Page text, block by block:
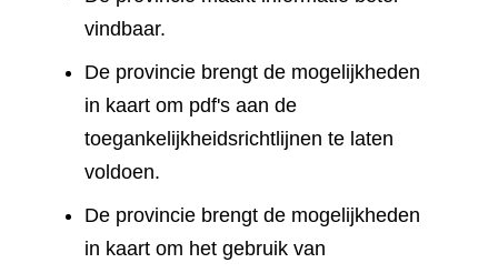
vindbaar.
De provincie brengt de mogelijkheden
in kaart om pdf's aan de
toegankelijkheidsrichtlijnen te laten
voldoen.
De provincie brengt de mogelijkheden
in kaart om het gebruik van